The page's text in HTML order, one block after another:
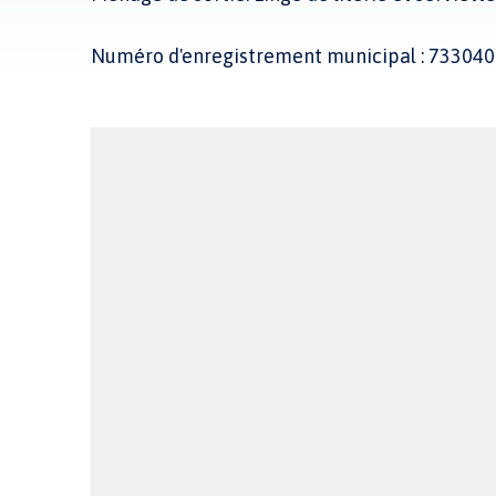
Numéro d'enregistrement municipal :